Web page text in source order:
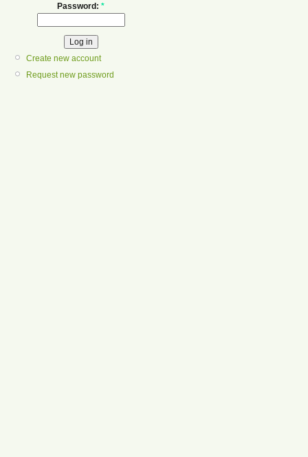
Password: *
Create new account
Request new password